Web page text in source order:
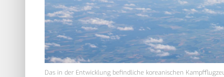
Das in der Entwicklung befindliche koreanischen